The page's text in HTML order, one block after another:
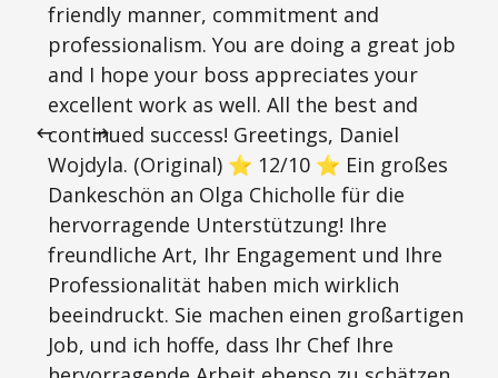
friendly manner, commitment and
professionalism. You are doing a great job
and I hope your boss appreciates your
excellent work as well. All the best and
continued success! Greetings, Daniel
Wojdyla. (Original) ⭐ 12/10 ⭐ Ein großes
Dankeschön an Olga Chicholle für die
hervorragende Unterstützung! Ihre
freundliche Art, Ihr Engagement und Ihre
Professionalität haben mich wirklich
beeindruckt. Sie machen einen großartigen
Job, und ich hoffe, dass Ihr Chef Ihre